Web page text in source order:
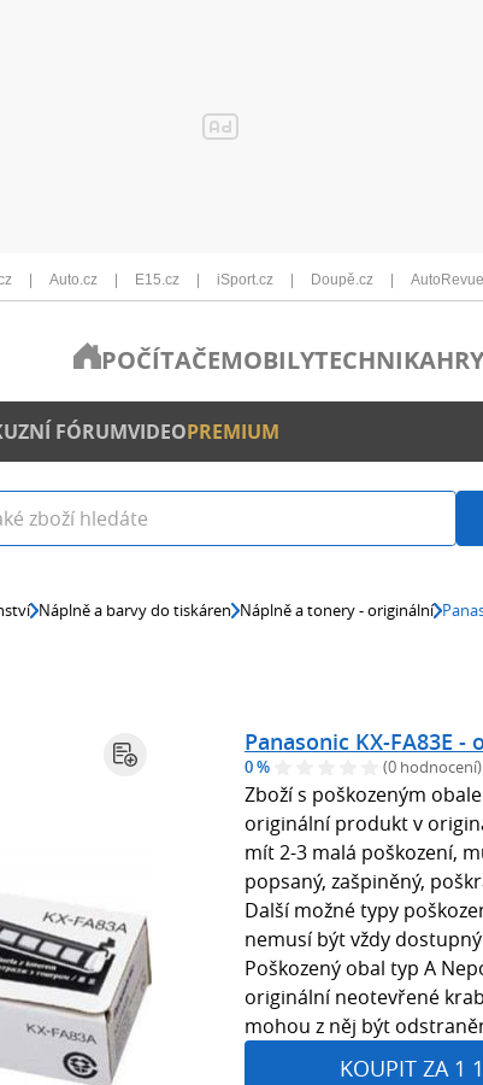
Auto.cz E15.cz iSport.cz Doupě.cz
POČÍTAČEMOBILYTECHNIKAHRY
FÓRUMVIDEOPREMIUM
Náplně a barvy do tiskáren Náplně a tonery - originální
Panasonic KX-FA83E -
0 % (0 hodnocení)
Zboží s poškozeným
originální produkt v
mít 2-3 malá poškození,
popsaný, zašpiněný,
Další možné typy
nemusí být vždy
Poškozený obal typ A
originální neotevřené
mohou z něj být
KOUPIT ZA 1